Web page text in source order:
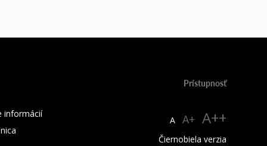
informácií
Prístupnosť
A A+ A++
Čiernobiela verzia